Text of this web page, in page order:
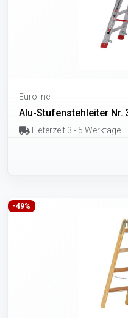
Euroline
Alu-Stufenstehleiter Nr.
Lieferzeit 3 - 5 Werktage
-49%